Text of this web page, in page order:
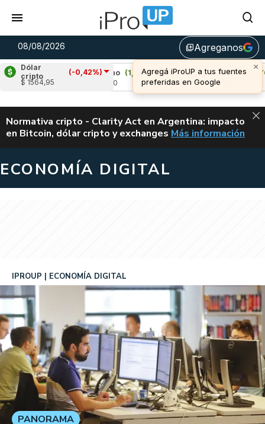
08/08/2026 library_addAgreganos
Dólar
cripto
(-0,42%)
$ 1564,95
Cardano (1,03%)
Avalanche (1,76%)
u$s 6,54
ALERTA
Normativa cripto - Clarity Act en Argentina: impacto
en Bitcoin, dólar cripto y exchanges CLARITY ACT EN
Más información
ECONOMÍA DIGITAL
IPROUP ECONOMÍA DIGITAL
PANORAMA